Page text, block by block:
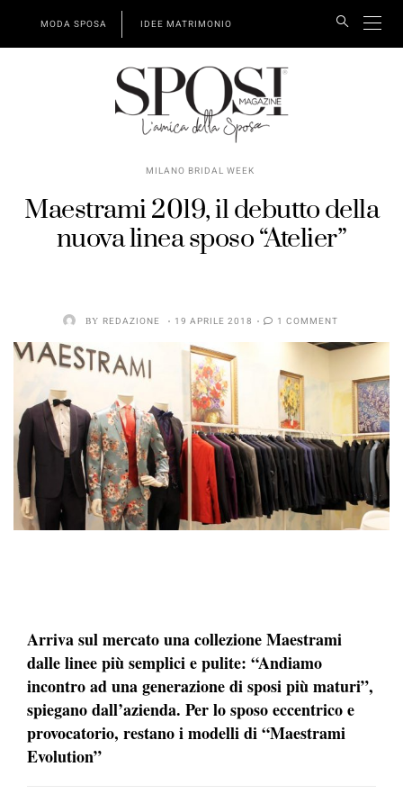
MODA SPOSA IDEE MATRIMONIO
MILANO BRIDAL WEEK
Maestrami 2019, il debutto della
nuova linea sposo “Atelier”
BY REDAZIONE 19 APRILE 2018 1 COMMENT
Arriva sul mercato una collezione Maestrami
dalle linee più semplici e pulite: “Andiamo
incontro ad una generazione di sposi più maturi”,
spiegano dall’azienda. Per lo sposo eccentrico e
provocatorio, restano i modelli di “Maestrami
Evolution”